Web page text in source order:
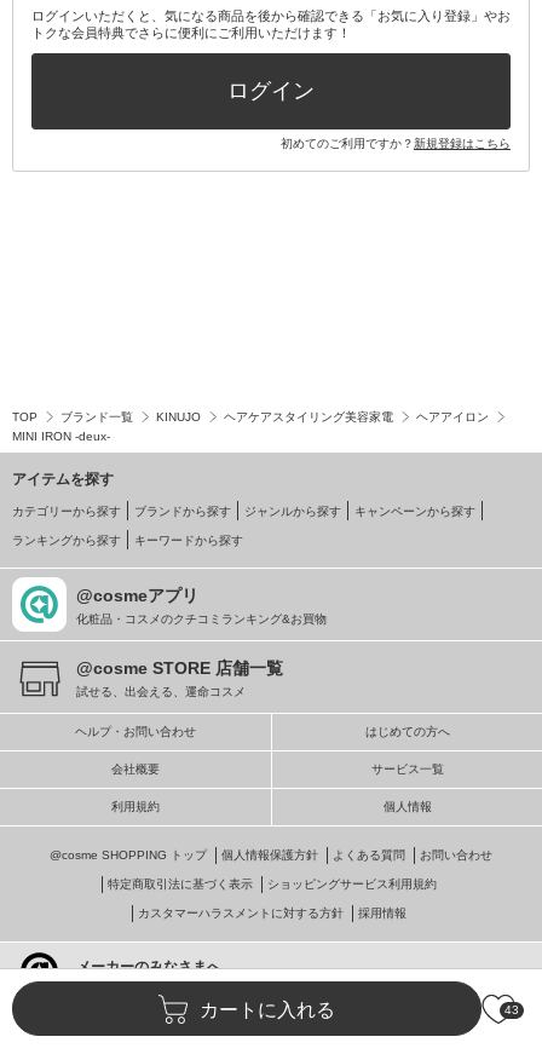
カートに入れる 43
その他キット・セット
ログインいただくと、気になる商品を後から確認できる「お気に入り登録」やお
トクな会員特典でさらに便利にご利用いただけます！
ログイン
初めてのご利用ですか？新規登録はこちら
TOP ブランド一覧 KINUJO ヘアケアスタイリング美容家電
ヘアアイロン
MINI IRON -deux-
アイテムを探す
カテゴリーから探す ブランドから探す ジャンルから探す キャンペーンから探す
ランキングから探す キーワードから探す
@cosmeアプリ
化粧品・コスメのクチコミランキング&お買物
@cosme STORE 店舗一覧
試せる、出会える、運命コスメ
ヘルプ・お問い合わせ はじめての方へ
会社概要 サービス一覧
利用規約 個人情報
@cosme SHOPPING トップ 個人情報保護方針 よくある質問 お問い合わせ
特定商取引法に基づく表示 ショッピングサービス利用規約
カスタマーハラスメントに対する方針 採用情報
メーカーのみなさまへ